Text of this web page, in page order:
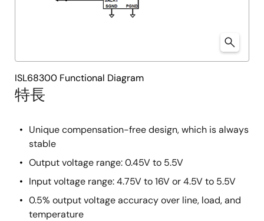
特長
Unique compensation-free design, which is always
stable
Output voltage range: 0.45V to 5.5V
Input voltage range: 4.75V to 16V or 4.5V to 5.5V
0.5% output voltage accuracy over line, load, and
temperature
ISL68300 Functional Diagram